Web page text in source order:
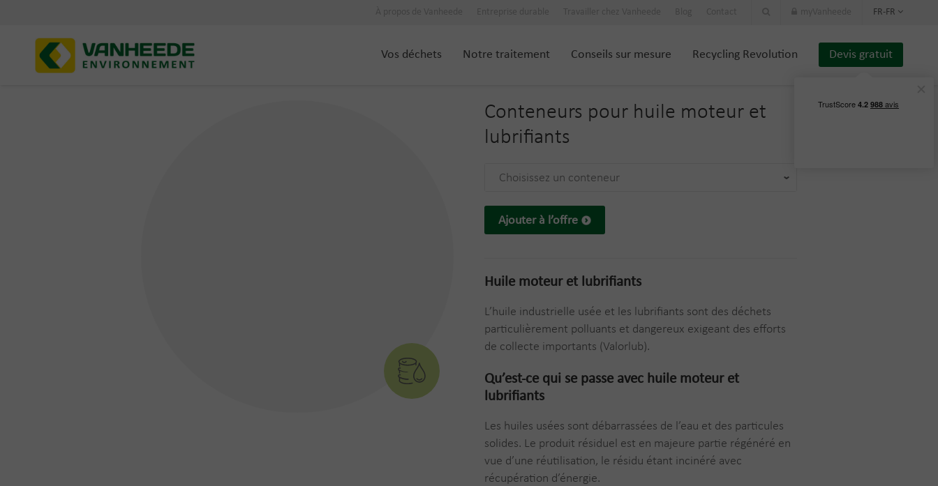
FR-FR
Vos déchets Notre traitement Conseils sur mesure Recycling Revolution Devis gratuit
Conteneurs pour huile moteur et
lubrifiants
Choisissez un conteneur
Ajouter à l’offre
Huile moteur et lubrifiants
L’huile industrielle usée et les lubrifiants sont des déchets
particulièrement polluants et dangereux exigeant des efforts
de collecte importants (Valorlub).
Qu’est-ce qui se passe avec huile moteur et
lubrifiants
Les huiles usées sont débarrassées de l’eau et des particules
solides. Le produit résiduel est en majeure partie régénéré en
vue d’une réutilisation, le résidu étant incinéré avec
récupération d’énergie.